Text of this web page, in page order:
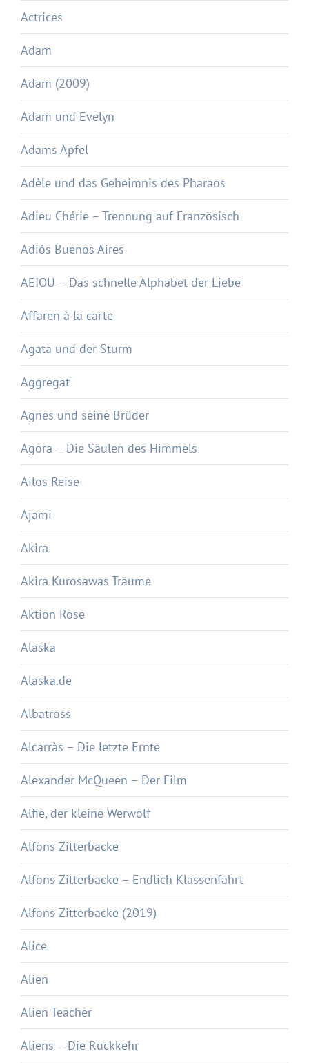
Actrices
Adam
Adam (2009)
Adam und Evelyn
Adams Äpfel
Adèle und das Geheimnis des Pharaos
Adieu Chérie – Trennung auf Französisch
Adiós Buenos Aires
AEIOU – Das schnelle Alphabet der Liebe
Affären à la carte
Agata und der Sturm
Aggregat
Agnes und seine Brüder
Agora – Die Säulen des Himmels
Ailos Reise
Ajami
Akira
Akira Kurosawas Träume
Aktion Rose
Alaska
Alaska.de
Albatross
Alcarràs – Die letzte Ernte
Alexander McQueen – Der Film
Alfie, der kleine Werwolf
Alfons Zitterbacke
Alfons Zitterbacke – Endlich Klassenfahrt
Alfons Zitterbacke (2019)
Alice
Alien
Alien Teacher
Aliens – Die Rückkehr